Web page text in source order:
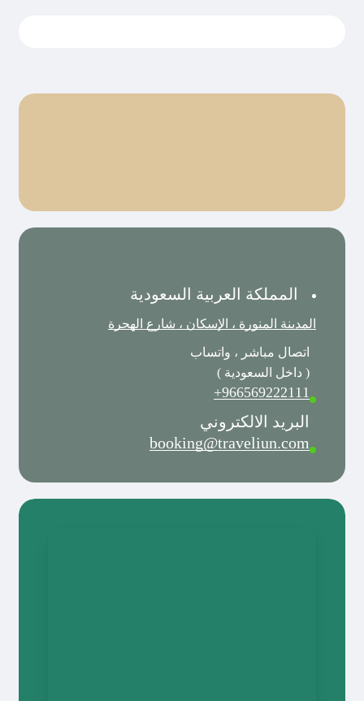
المملكة العربية السعودية
المدينة المنورة ، الإسكان ، شارع الهجرة
اتصال مباشر ، واتساب
( داخل السعودية )
966569222111+
البريد الالكتروني
booking@traveliun.com